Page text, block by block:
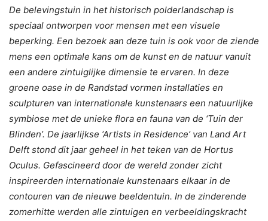
De belevingstuin in het historisch polderlandschap is
speciaal ontworpen voor mensen met een visuele
beperking. Een bezoek aan deze tuin is ook voor de ziende
mens een optimale kans om de kunst en de natuur vanuit
een andere zintuiglijke dimensie te ervaren. In deze
groene oase in de Randstad vormen installaties en
sculpturen van internationale kunstenaars een natuurlijke
symbiose met de unieke flora en fauna van de ‘Tuin der
Blinden’. De jaarlijkse ‘Artists in Residence’ van Land Art
Delft stond dit jaar geheel in het teken van de Hortus
Oculus. Gefascineerd door de wereld zonder zicht
inspireerden internationale kunstenaars elkaar in de
contouren van de nieuwe beeldentuin. In de zinderende
zomerhitte werden alle zintuigen en verbeeldingskracht